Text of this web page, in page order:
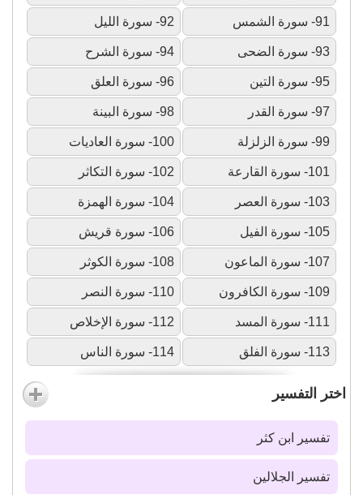
91- سورة الشمس 92- سورة الليل
93- سورة الضحى 94- سورة الشرح
95- سورة التين 96- سورة العلق
97- سورة القدر 98- سورة البينة
99- سورة الزلزلة 100- سورة العاديات
101- سورة القارعة 102- سورة التكاثر
103- سورة العصر 104- سورة الهمزة
105- سورة الفيل 106- سورة قريش
107- سورة الماعون 108- سورة الكوثر
109- سورة الكافرون 110- سورة النصر
111- سورة المسد 112- سورة الإخلاص
113- سورة الفلق 114- سورة الناس
اختر التفسير
تفسير ابن كثر
تفسير الجلالين